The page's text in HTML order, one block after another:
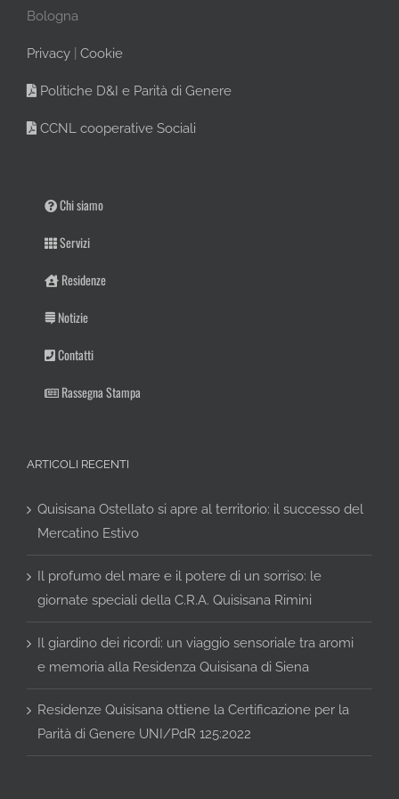
Bologna
Privacy Cookie
Politiche D&I e Parità di Genere
CCNL cooperative Sociali
Chi siamo
Servizi
Residenze
Notizie
Contatti
Rassegna Stampa
ARTICOLI RECENTI
Quisisana Ostellato si apre al territorio: il successo del
Mercatino Estivo
Il profumo del mare e il potere di un sorriso: le
giornate speciali della C.R.A. Quisisana Rimini
Il giardino dei ricordi: un viaggio sensoriale tra aromi
e memoria alla Residenza Quisisana di Siena
Residenze Quisisana ottiene la Certificazione per la
Parità di Genere UNI/PdR 125:2022